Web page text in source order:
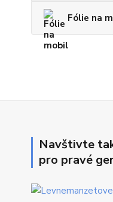
Fólie na
Navštivte
pro pravé